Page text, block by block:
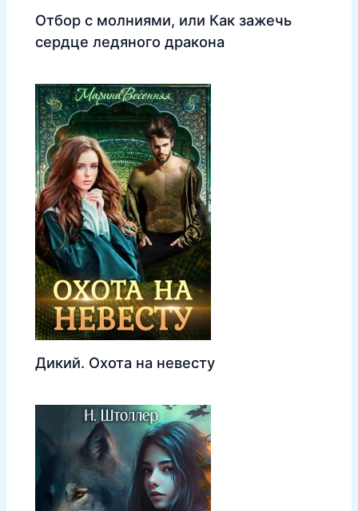
Отбор с молниями, или Как зажечь
сердце ледяного дракона
Дикий. Охота на невесту